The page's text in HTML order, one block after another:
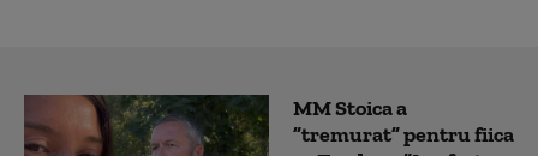
MM Stoica a
”tremurat” pentru fiica